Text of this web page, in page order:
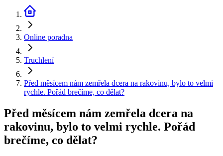
Online poradna
Truchlení
Před měsícem nám zemřela dcera na rakovinu, bylo to velmi
rychle. Pořád brečíme, co dělat?
Před měsícem nám zemřela dcera na
rakovinu, bylo to velmi rychle. Pořád
brečíme, co dělat?